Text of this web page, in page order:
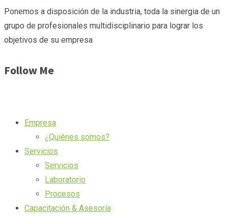
Ponemos a disposición de la industria, toda la sinergia de un
grupo de profesionales multidisciplinario para lograr los
objetivos de su empresa
Follow Me
Empresa
¿Quiénes somos?
Servicios
Servicios
Laboratorio
Procesos
Capacitación & Asesoría